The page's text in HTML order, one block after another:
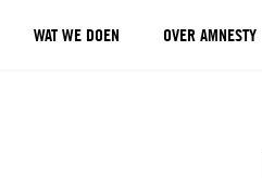
WAT WE DOEN OVER AMNESTY